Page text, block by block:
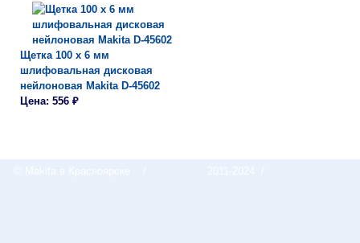
Щетка 100 х 6 мм
шлифовальная дисковая
нейлоновая Makita D-45602
Цена: 556 ₽